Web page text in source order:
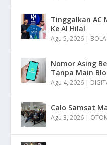
Tinggalkan AC
Ke Al Hilal
Agu 5, 2026 BOLA
Nomor Asing
Tanpa Main
Agu 4, 2026
Calo Samsat
Agu 3, 2026